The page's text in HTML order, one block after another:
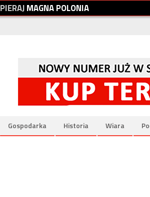
PIERAJMAGNAPOLONIA
Gospodarka Historia Wiara